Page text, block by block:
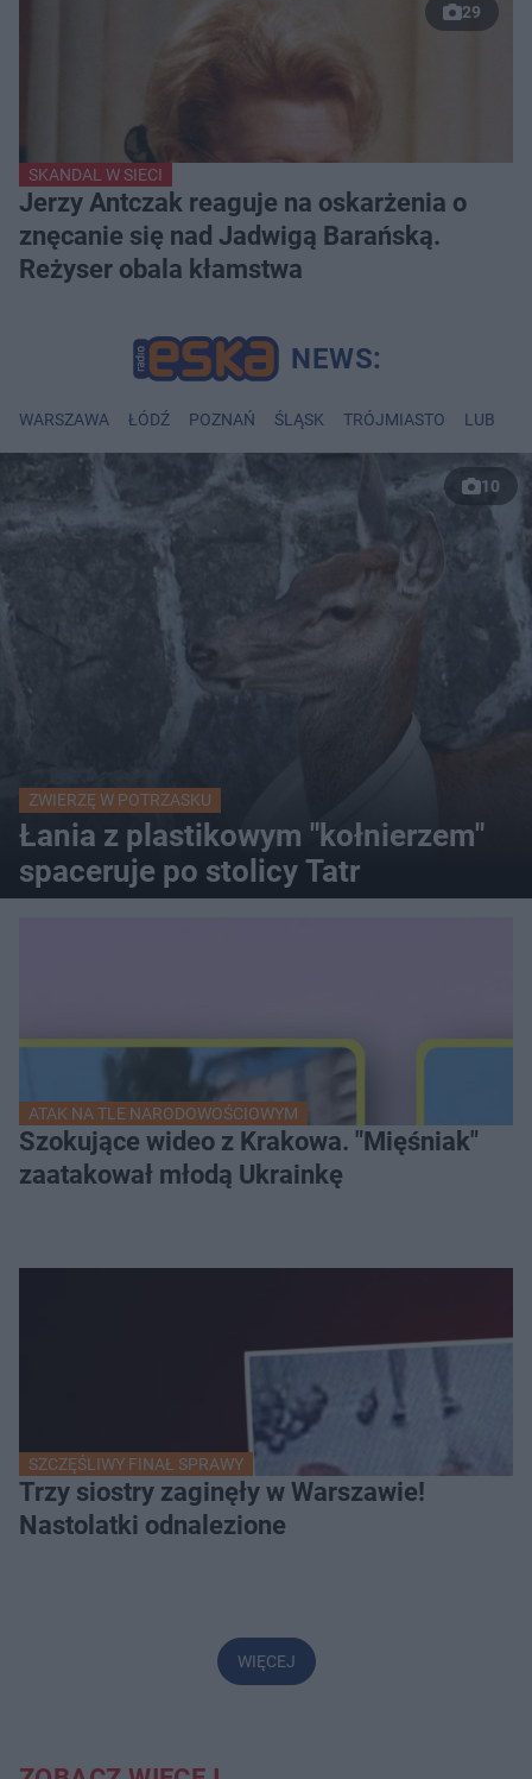
29
SKANDAL W SIECI
Jerzy Antczak reaguje na oskarżenia o
znęcanie się nad Jadwigą Barańską.
Reżyser obala kłamstwa
WARSZAWA ŁÓDŹ POZNAŃ ŚLĄSK TRÓJMIASTO LUBLIN
10
ZWIERZĘ W POTRZASKU
Łania z plastikowym "kołnierzem"
spaceruje po stolicy Tatr
ATAK NA TLE NARODOWOŚCIOWYM
Szokujące wideo z Krakowa. "Mięśniak"
zaatakował młodą Ukrainkę
SZCZĘŚLIWY FINAŁ SPRAWY
Trzy siostry zaginęły w Warszawie!
Nastolatki odnalezione
WIĘCEJ